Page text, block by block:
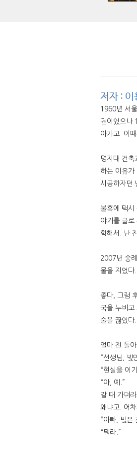
저자 : 이
1960년 서
권이었으나
아가고. 이
명지대 건
하는 이유가
시공하자던
불혹에 택시
야기를 글로
함해서. 난
2007년 숭
물을 지었다
좋다, 그럼
국을 누비고
술을 끊었다
얼마 전 돌
“선생님, 빚
“현실을 이
“아, 예.”
갈 때 가더
왜냐고. 어
“아빠, 빚은
“뭐라.”